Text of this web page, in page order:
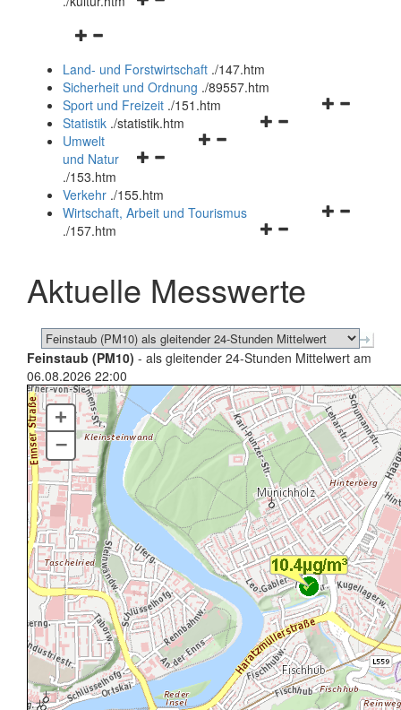
Navigationsmenü
und
schließen
Land- und Forstwirtschaft ./147.htm
Sicherheit und Ordnung ./89557.htm
Navigationsmenü
Sport und Freizeit ./151.htm
Navigationsmenü
Statistik ./statistik.htm
Navigationsmenü
und
schließen
Umwelt
und Natur
./153.htm
Verkehr ./155.htm
Navigationsmenü
schließen
Wirtschaft, Arbeit und Tourismus
./157.htm
Aktuelle Messwerte
Feinstaub (PM10) - als gleitender 24-Stunden Mittelwert am
06.08.2026 22:00
+
–